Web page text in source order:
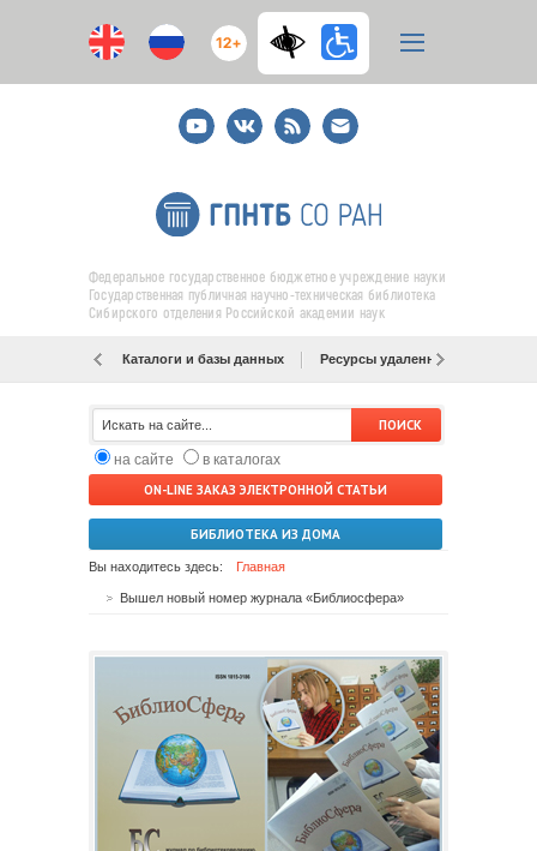
12+
YoutubeВКонтакте
RSS
E-
mail
подписка
Федеральное государственное бюджетное учреждение науки
Государственная публичная научно-техническая библиотека
Сибирского отделения Российской академии наук
Каталоги и базы данных Ресурсы удаленного доступа
на сайте
в каталогах
ON-LINE ЗАКАЗ ЭЛЕКТРОННОЙ СТАТЬИ
БИБЛИОТЕКА ИЗ ДОМА
Вы находитесь здесь: Главная
Вышел новый номер журнала «Библиосфера»